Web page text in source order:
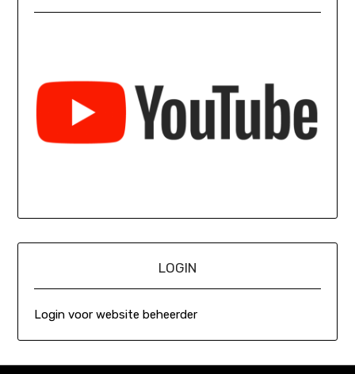
LOGIN
Login voor website beheerder